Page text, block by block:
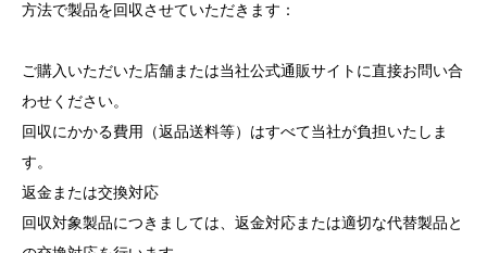
方法で製品を回収させていただきます：
ご購入いただいた店舗または当社公式通販サイトに直接お問い合
わせください。
回収にかかる費用（返品送料等）はすべて当社が負担いたしま
す。
返金または交換対応
回収対象製品につきましては、返金対応または適切な代替製品と